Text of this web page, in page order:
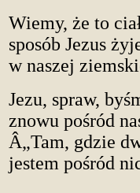
Wiemy, że to
sposób Jezus
w naszej
Jezu, spraw,
znowu pośród
Â„Tam, gdzie
jestem pośród